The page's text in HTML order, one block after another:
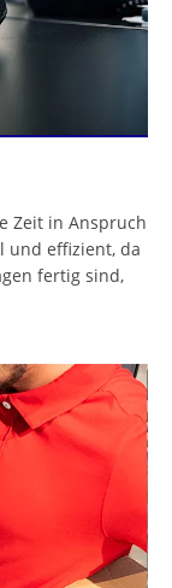
Zeit in Anspruch
und effizient, da
fertig sind,